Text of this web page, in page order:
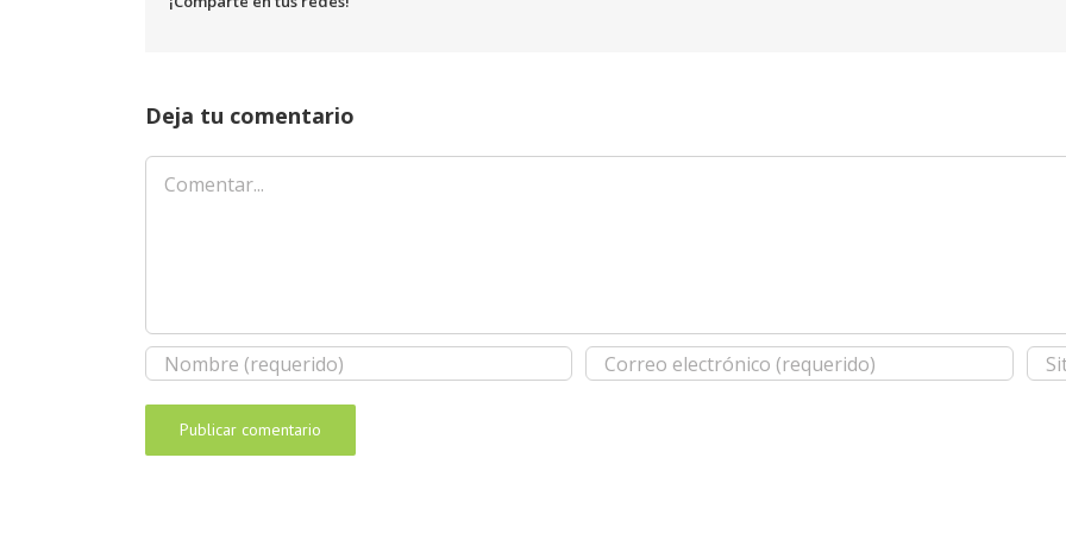
Deja tu comentario
Comentar